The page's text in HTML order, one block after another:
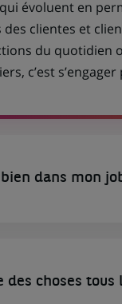
évoluent en
clientes et
du quotidien
c’est
dans mon
des choses tous